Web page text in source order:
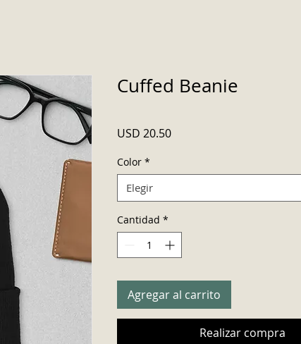
Cuffed Beanie
USD 20.50Precio
Color *
Elegir
Cantidad *
Agregar al carrito
Realizar compra